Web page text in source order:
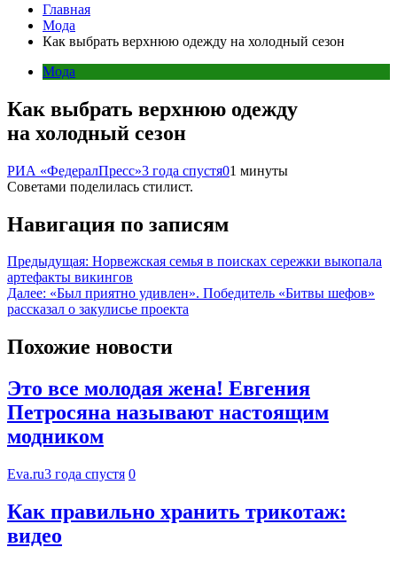
Главная
Мода
Как выбрать верхнюю одежду на холодный сезон
Мода
Как выбрать верхнюю одежду
на холодный сезон
РИА «ФедералПресс»3 года спустя01 минуты
Советами поделилась стилист.
Навигация по записям
Предыдущая: Норвежская семья в поисках сережки выкопала
артефакты викингов
Далее: «Был приятно удивлен». Победитель «Битвы шефов»
рассказал о закулисье проекта
Похожие новости
Это все молодая жена! Евгения
Петросяна называют настоящим
модником
Eva.ru3 года спустя 0
Как правильно хранить трикотаж:
видео